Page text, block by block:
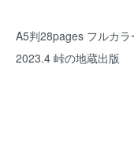
A5判28pages フルカラ
2023.4 峠の地蔵出版